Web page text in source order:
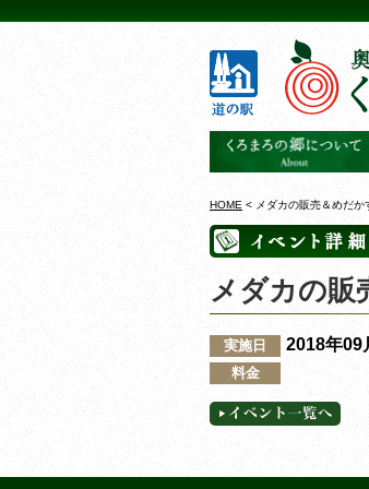
HOME < メダカの販売＆めだか
メダカの販
実施日 2018年09
料金